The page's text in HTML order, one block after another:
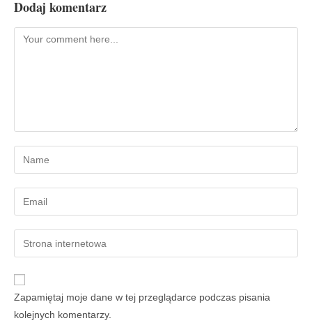
Dodaj komentarz
Zapamiętaj moje dane w tej przeglądarce podczas pisania
kolejnych komentarzy.